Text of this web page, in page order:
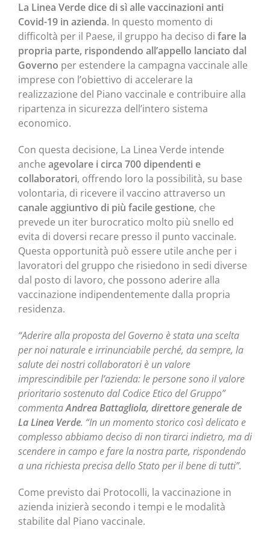
La Linea Verde dice di sì alle vaccinazioni anti
Covid-19 in azienda. In questo momento di
difficoltà per il Paese, il gruppo ha deciso di fare la
propria parte, rispondendo all’appello lanciato dal
Governo per estendere la campagna vaccinale alle
imprese con l’obiettivo di accelerare la
realizzazione del Piano vaccinale e contribuire alla
ripartenza in sicurezza dell’intero sistema
economico.
Con questa decisione, La Linea Verde intende
anche agevolare i circa 700 dipendenti e
collaboratori, offrendo loro la possibilità, su base
volontaria, di ricevere il vaccino attraverso un
canale aggiuntivo di più facile gestione, che
prevede un iter burocratico molto più snello ed
evita di doversi recare presso il punto vaccinale.
Questa opportunità può essere utile anche per i
lavoratori del gruppo che risiedono in sedi diverse
dal posto di lavoro, che possono aderire alla
vaccinazione indipendentemente dalla propria
residenza.
“Aderire alla proposta del Governo è stata una scelta
per noi naturale e irrinunciabile perché, da sempre, la
salute dei nostri collaboratori è un valore
imprescindibile per l’azienda:le persone sono il valore
prioritario sostenuto dal Codice Etico del Gruppo”
commentaAndrea Battagliola, direttore generale de
La Linea Verde. “In un momento storico così delicato e
complesso abbiamo deciso di non tirarci indietro, ma di
scendere in campo e fare la nostra parte, rispondendo
a una richiesta precisa dello Stato per il bene di tutti”.
Come previsto dai Protocolli, la vaccinazione in
azienda inizierà secondo i tempi e le modalità
stabilite dal Piano vaccinale.